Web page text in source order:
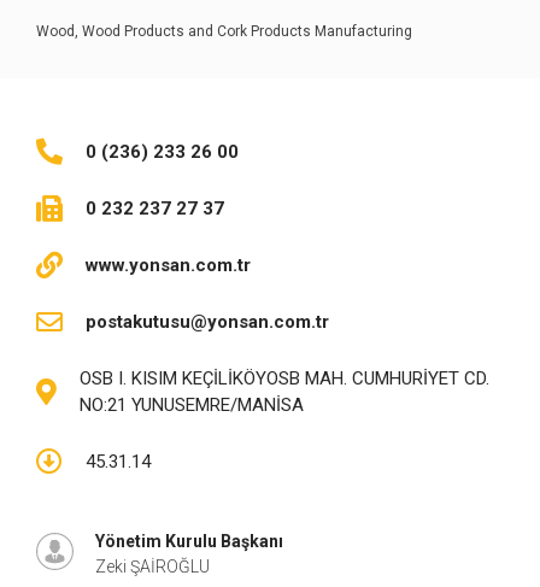
Wood, Wood Products and Cork Products Manufacturing
0 (236) 233 26 00
0 232 237 27 37
www.yonsan.com.tr
postakutusu@yonsan.com.tr
OSB I. KISIM KEÇİLİKÖYOSB MAH. CUMHURİYET CD.
NO:21 YUNUSEMRE/MANİSA
45.31.14
Yönetim Kurulu Başkanı
Zeki ŞAİROĞLU